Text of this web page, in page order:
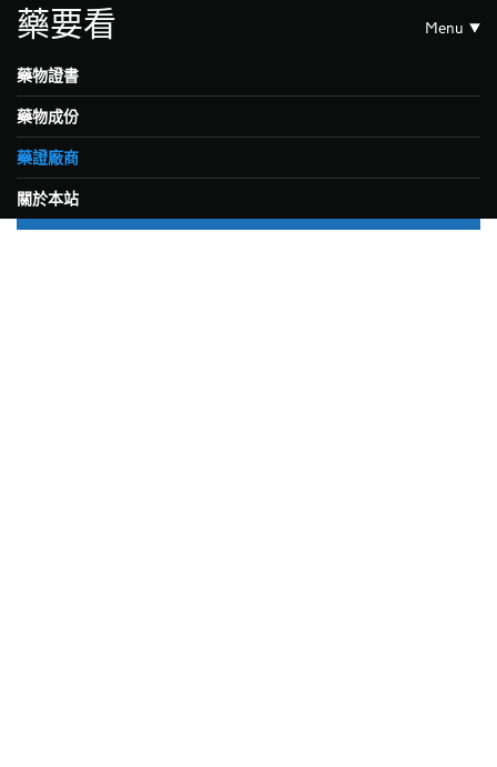
藥要看 Menu
藥物證書
藥物成份
藥證廠商
關於本站